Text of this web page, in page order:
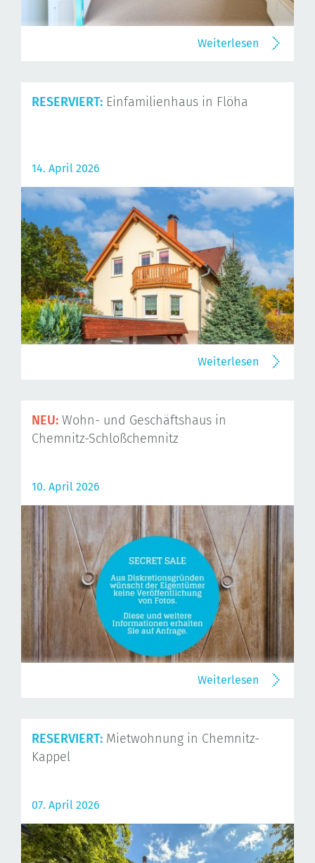
Weiterlesen
RESERVIERT: Einfamilienhaus in Flöha
14. April 2026
Weiterlesen
NEU: Wohn- und Geschäftshaus in
Chemnitz-Schloßchemnitz
10. April 2026
Weiterlesen
RESERVIERT: Mietwohnung in Chemnitz-
Kappel
07. April 2026